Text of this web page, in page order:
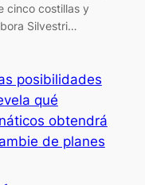
cinco costillas y
Silvestri…